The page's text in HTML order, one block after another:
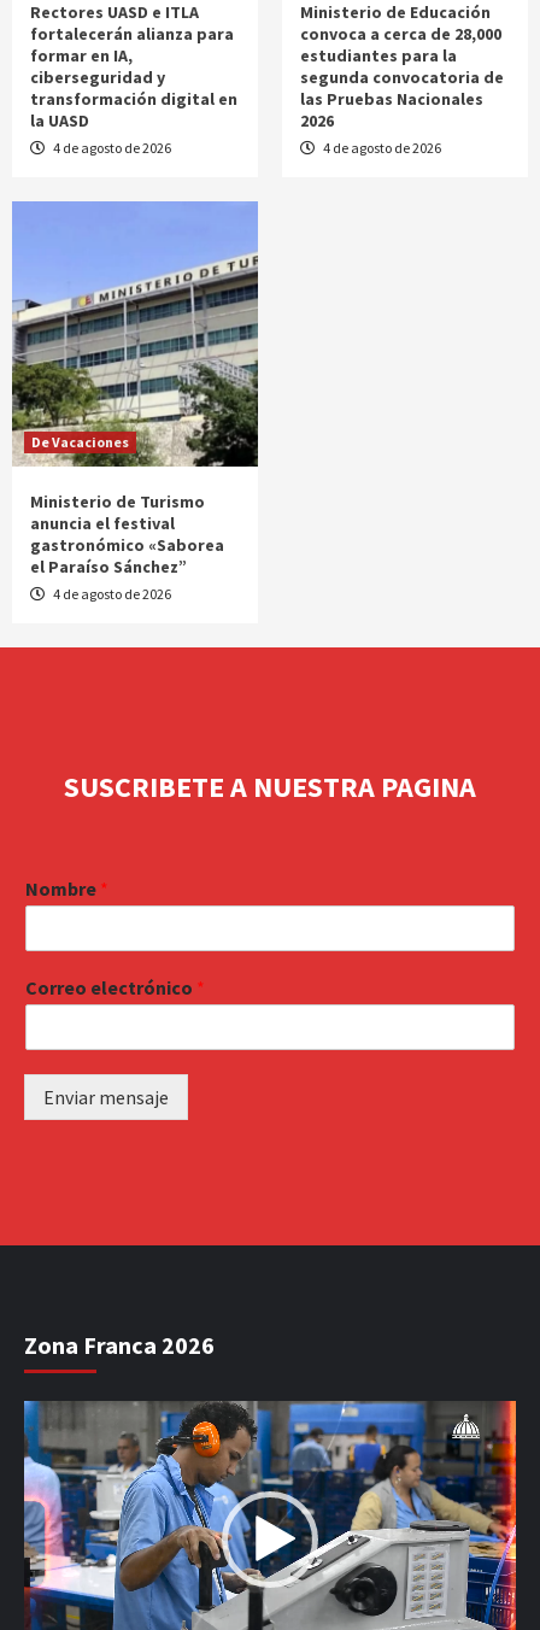
Rectores UASD e ITLA
fortalecerán alianza para
formar en IA,
ciberseguridad y
transformación digital en
la UASD
4 de agosto de 2026
Ministerio de Educación
convoca a cerca de 28,000
estudiantes para la
segunda convocatoria de
las Pruebas Nacionales
2026
4 de agosto de 2026
De Vacaciones
Ministerio de Turismo
anuncia el festival
gastronómico «Saborea
el Paraíso Sánchez”
4 de agosto de 2026
SUSCRIBETE A NUESTRA PAGINA
Nombre *
Correo electrónico *
Enviar mensaje
Zona Franca 2026
Reproductor
de
vídeo